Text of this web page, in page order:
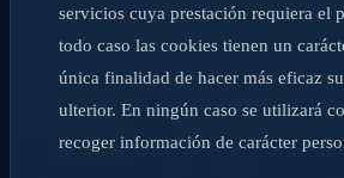
servicios cuya prestación requiera el
todo caso las cookies tienen un
única finalidad de hacer más eficaz
ulterior. En ningún caso se utilizará
recoger información de carácter